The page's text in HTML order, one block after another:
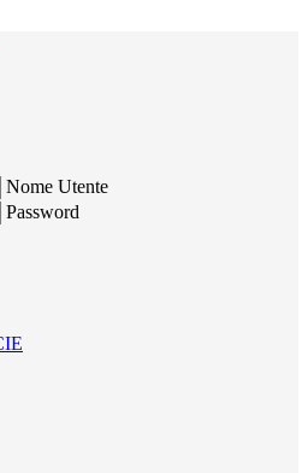
Nome Utente
Password